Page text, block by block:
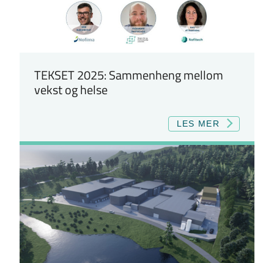
TEKSET 2025: Sammenheng mellom
vekst og helse
LES MER